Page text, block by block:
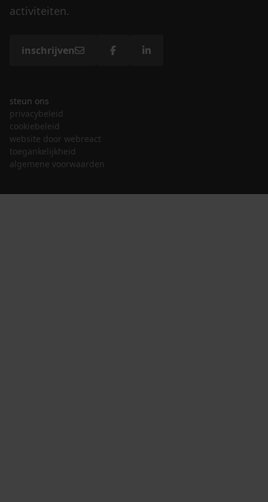
activiteiten.
inschrijven
steun ons
privacybeleid
cookiebeleid
website door webreact
toegankelijkheid
algemene voorwaarden